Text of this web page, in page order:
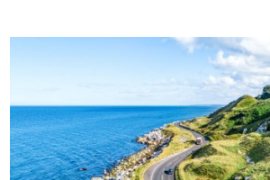
Für die Fortbewegung vor Ort stehen
Mietwagen
Wahl, da sie Flexibilität und Freiheit
Region zu erkunden. Es gibt aber auch
ausgebautes öffentliches
einschließlich Bussen und Zügen,
Städte und Sehenswürdigkeiten